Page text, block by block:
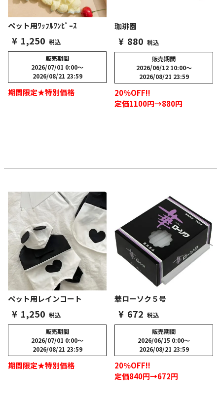
ペット用ﾜｯﾌﾙﾜﾝﾋﾟｰｽ
¥ 1,250 税込
販売期間
2026/07/01 0:00〜
2026/08/21 23:59
期間限定★特別価格
珈琲園
¥ 880 税込
販売期間
2026/06/12 10:00〜
2026/08/21 23:59
20％OFF!!
定価1100円→880円
ペット用レインコート
¥ 1,250 税込
販売期間
2026/07/01 0:00〜
2026/08/21 23:59
期間限定★特別価格
華ローソク５号
¥ 672 税込
販売期間
2026/06/15 0:00〜
2026/08/21 23:59
20％OFF!!
定価840円→672円